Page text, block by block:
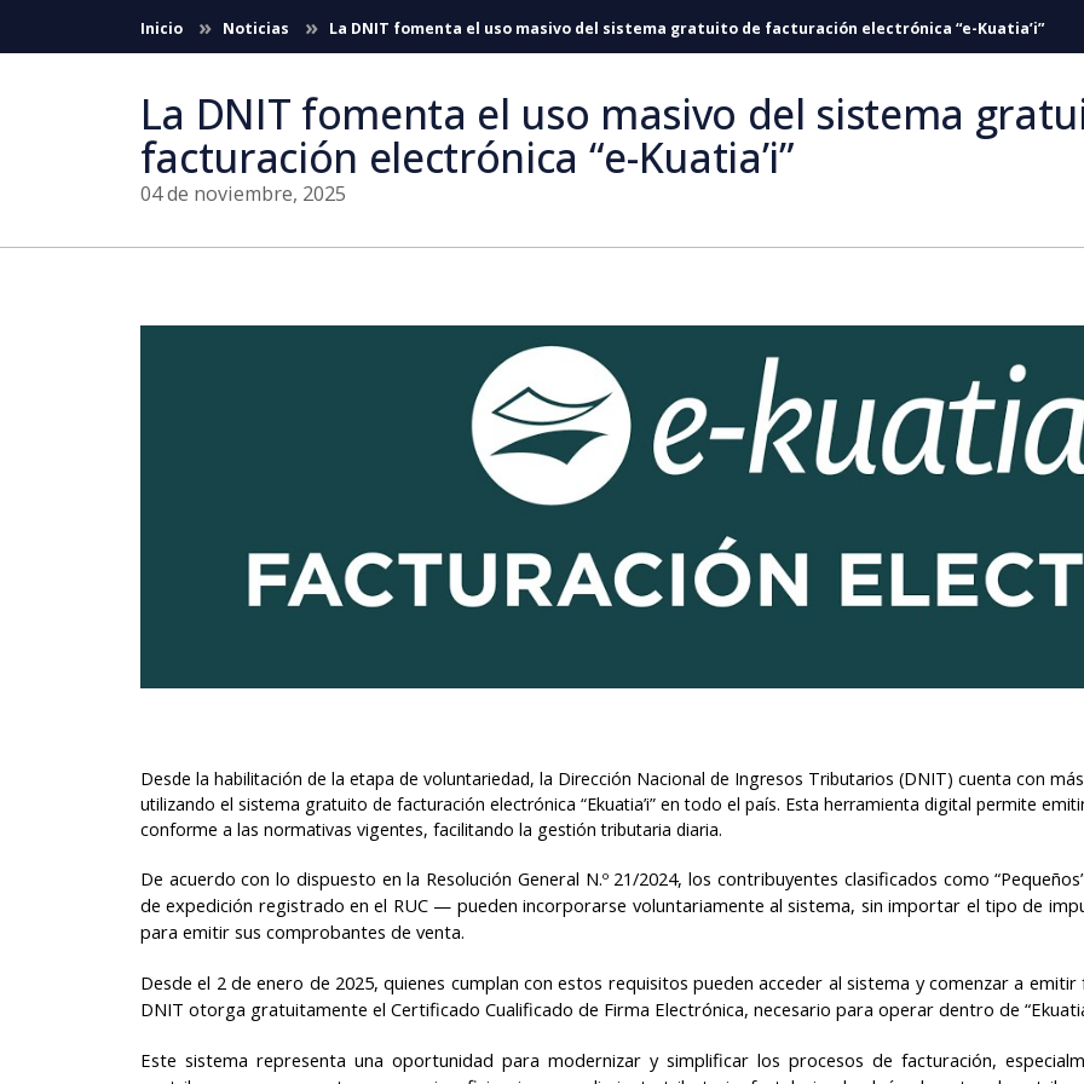
Saltar al contenido principal
Inicio Noticias La DNIT fomenta el uso masivo del sistema gratuito de facturación electrónica “e-Kuatia’i”
La DNIT fomenta el uso masivo del sistema
facturación electrónica “e-Kuatia’i”
04 de noviembre, 2025
Desde la habilitación de la etapa de voluntariedad, la Dirección Nacional de Ingresos Tributarios (DNIT) cuenta con
utilizando el sistema gratuito de facturación electrónica “Ekuatia’i” en todo el país. Esta herramienta digital permite
conforme a las normativas vigentes, facilitando la gestión tributaria diaria.
De acuerdo con lo dispuesto en la Resolución General N.º 21/2024, los contribuyentes clasificados como
de expedición registrado en el RUC — pueden incorporarse voluntariamente al sistema, sin importar el tipo de
para emitir sus comprobantes de venta.
Desde el 2 de enero de 2025, quienes cumplan con estos requisitos pueden acceder al sistema y comenzar a
DNIT otorga gratuitamente el Certificado Cualificado de Firma Electrónica, necesario para operar dentro de
Este sistema representa una oportunidad para modernizar y simplificar los procesos de facturación,